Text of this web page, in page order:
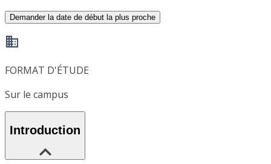
Demander la date de début la plus proche
FORMAT D'ÉTUDE
Sur le campus
Introduction